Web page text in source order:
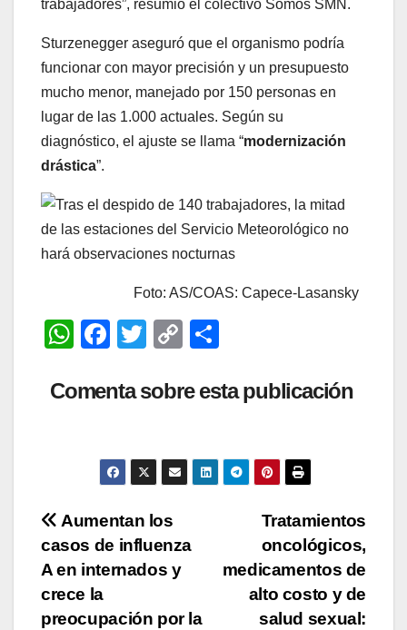
trabajadores”, resumió el colectivo Somos SMN.
Sturzenegger aseguró que el organismo podría
funcionar con mayor precisión y un presupuesto
mucho menor, manejado por 150 personas en
lugar de las 1.000 actuales. Según su
diagnóstico, el ajuste se llama “modernización
drástica”.
Foto: AS/COAS: Capece-Lasansky
W
at
F
c
b
o
o
k
T
tt
C
p
Li
n
m
ar
tir
Comenta sobre esta publicación
Navegación
de
entradas
Tratamientos
oncológicos,
medicamentos de
alto costo y de
salud sexual:
Aumentan los
casos de influenza
A en internados y
crece la
preocupación por la